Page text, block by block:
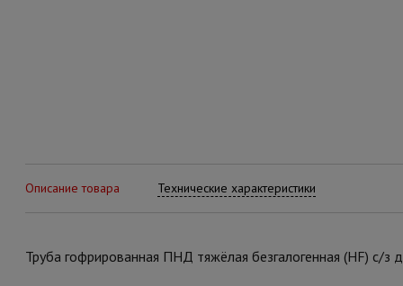
Описание товара Технические характеристики
Труба гофрированная ПНД тяжёлая безгалогенная (HF) с/